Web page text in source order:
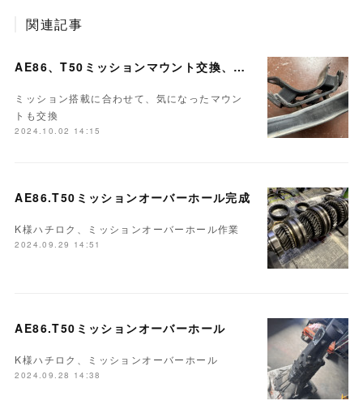
関連記事
AE86、T50ミッションマウント交換、シフトレバーOH
ミッション搭載に合わせて、気になったマウン
トも交換
2024.10.02 14:15
AE86.T50ミッションオーバーホール完成
K様ハチロク、ミッションオーバーホール作業
2024.09.29 14:51
AE86.T50ミッションオーバーホール
K様ハチロク、ミッションオーバーホール
2024.09.28 14:38